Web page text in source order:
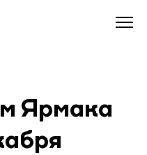
Ярмака